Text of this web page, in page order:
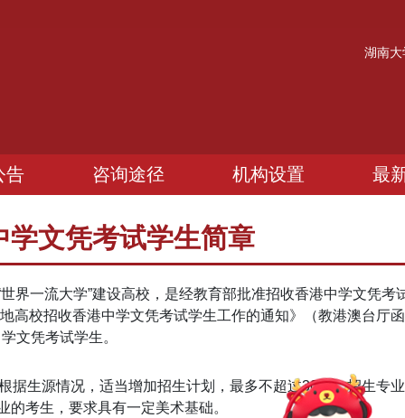
湖南
告 咨询途径 机构设置 最
文凭考试学生简章
界一流大学”建设高校，是经教育部批准招收香港中学文凭考
高校招收香港中学文凭考试学生工作的通知》（教港澳台厅
文凭考试学生。
据生源情况，适当增加招生计划，最多不超过30人。招生专
考生，要求具有一定美术基础。